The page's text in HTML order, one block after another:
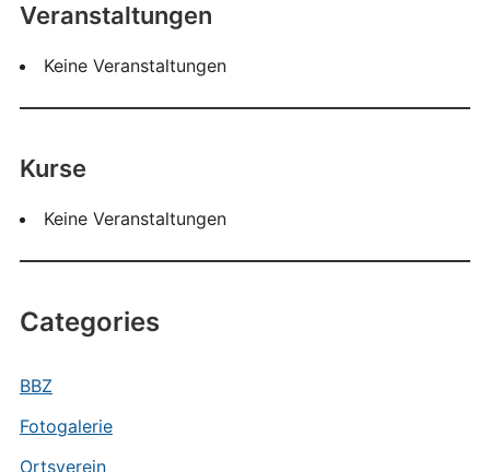
Veranstaltungen
Keine Veranstaltungen
Kurse
Keine Veranstaltungen
Categories
BBZ
Fotogalerie
Ortsverein